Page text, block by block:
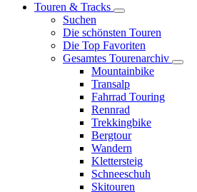
Touren & Tracks
Suchen
Die schönsten Touren
Die Top Favoriten
Gesamtes Tourenarchiv
Mountainbike
Transalp
Fahrrad Touring
Rennrad
Trekkingbike
Bergtour
Wandern
Klettersteig
Schneeschuh
Skitouren